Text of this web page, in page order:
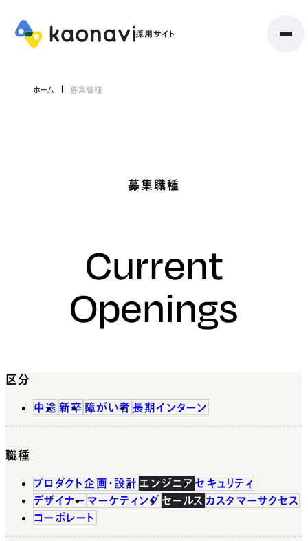
ホーム 募集職種
募集職種
Current
Openings
区分
中途 新卒 障がい者 長期インターン
職種
プロダクト企画・設計 エンジニア セキュリティ
デザイナー マーケティング セールス カスタマーサクセス
コーポレート